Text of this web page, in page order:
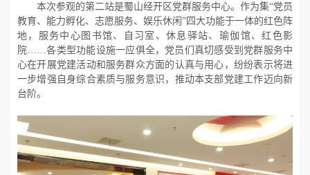
本次参观的第二站是蜀山经开区党群服务中心。作为集“党员
教育、能力孵化、志愿服务、娱乐休闲”四大功能于一体的红色阵
地，服务中心图书馆、自习室、休息驿站、瑜伽馆、红色影
院……各类型功能设施一应俱全，党员们真切感受到党群服务中
心在开展党建活动和服务群众方面的认真与用心，纷纷表示将进
一步增强自身综合素质与服务意识，推动本支部党建工作迈向新
台阶。